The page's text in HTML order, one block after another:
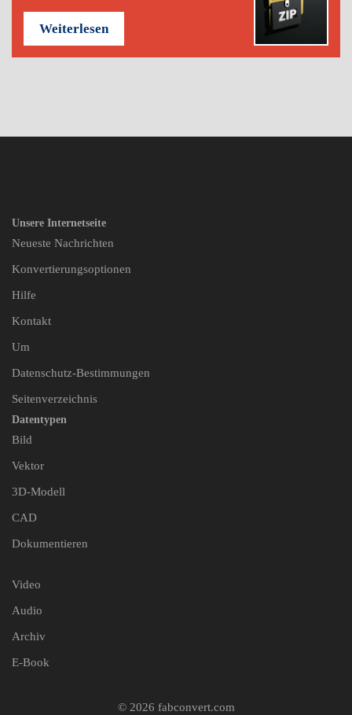
Weiterlesen
Unsere Internetseite
Neueste Nachrichten
Konvertierungsoptionen
Hilfe
Kontakt
Um
Datenschutz-Bestimmungen
Seitenverzeichnis
Datentypen
Bild
Vektor
3D-Modell
CAD
Dokumentieren
Video
Audio
Archiv
E-Book
© 2026 fabconvert.com